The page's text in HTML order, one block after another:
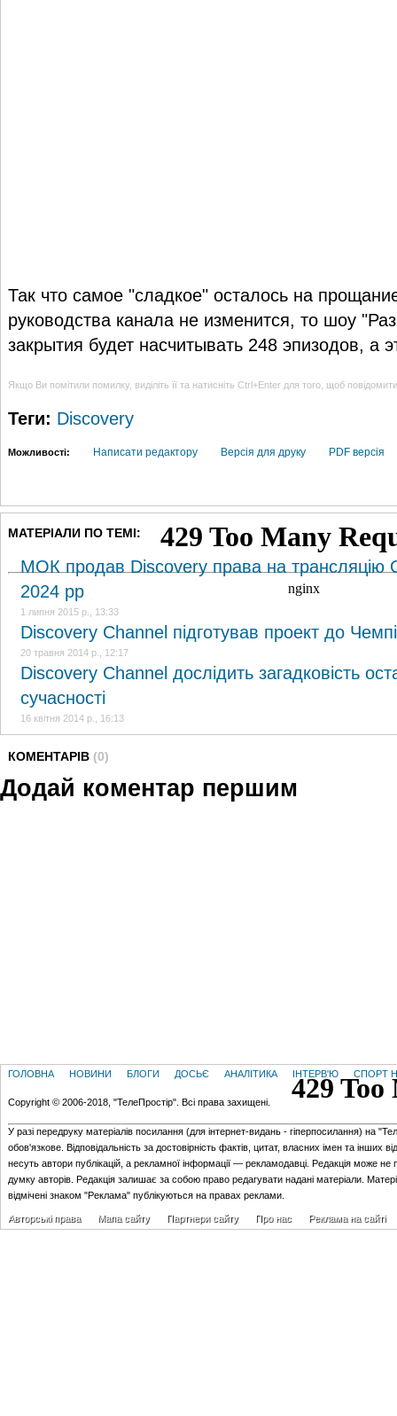
Так что самое "сладкое" осталось на
руководства канала не изменится, то шоу
закрытия будет насчитывать 248 эпизодов, а
Якщо Ви помітили помилку, виділіть її та натисніть Ctrl+Enter для того, щоб
Теги: Discovery
Можливості: Написати редактору Версія для друку PDF версія
МАТЕРІАЛИ ПО ТЕМІ:
МОК продав Discovery права на трансляцію
2024 рр
1 липня 2015 р., 13:33
Discovery Channel підготував проект до
20 травня 2014 р., 12:17
Discovery Channel дослідить загадковість
сучасності
16 квітня 2014 р., 16:13
КОМЕНТАРІВ (0)
Додай коментар першим
ГОЛОВНА НОВИНИ БЛОГИ ДОСЬЄ АНАЛІТИКА ІНТЕРВ'Ю СПОРТ
Copyright © 2006-2018, "ТелеПростір". Всі права захищені.
У разі передруку матеріалів посилання (для iнтернет-видань - гiперпосилання) на
обов'язкове. Відповідальність за достовірність фактів, цитат, власних імен та інших
несуть автори публікацій, а рекламної інформації — рекламодавці. Редакція може не
думку авторів. Редакція залишає за собою право редагувати надані матеріали.
відмічені знаком "Реклама" публікуються на правах реклами.
Авторські права Мапа сайту Партнери сайту Про нас Реклама на сайті